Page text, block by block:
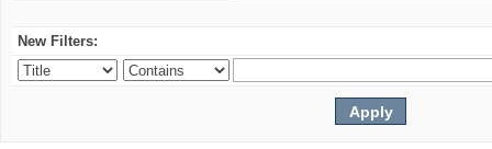
New Filters: